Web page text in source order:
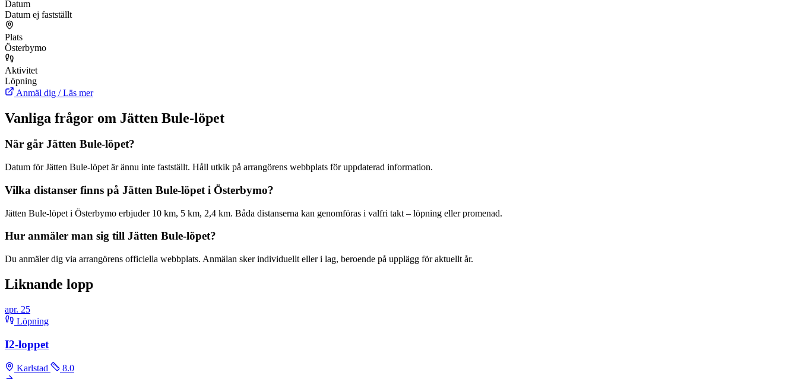
Datum
Datum ej fastställt
Plats
Österbymo
Aktivitet
Löpning
Anmäl dig / Läs mer
Vanliga frågor om Jätten Bule-löpet
När går Jätten Bule-löpet?
Datum för Jätten Bule-löpet är ännu inte fastställt. Håll utkik på arrangörens webbplats för uppdaterad information.
Vilka distanser finns på Jätten Bule-löpet i Österbymo?
Jätten Bule-löpet i Österbymo erbjuder 10 km, 5 km, 2,4 km. Båda distanserna kan genomföras i valfri takt – löpning eller promenad.
Hur anmäler man sig till Jätten Bule-löpet?
Du anmäler dig via arrangörens officiella webbplats. Anmälan sker individuellt eller i lag, beroende på upplägg för aktuellt år.
Liknande lopp
apr. 25
Löpning
I2-loppet
Karlstad 8.0